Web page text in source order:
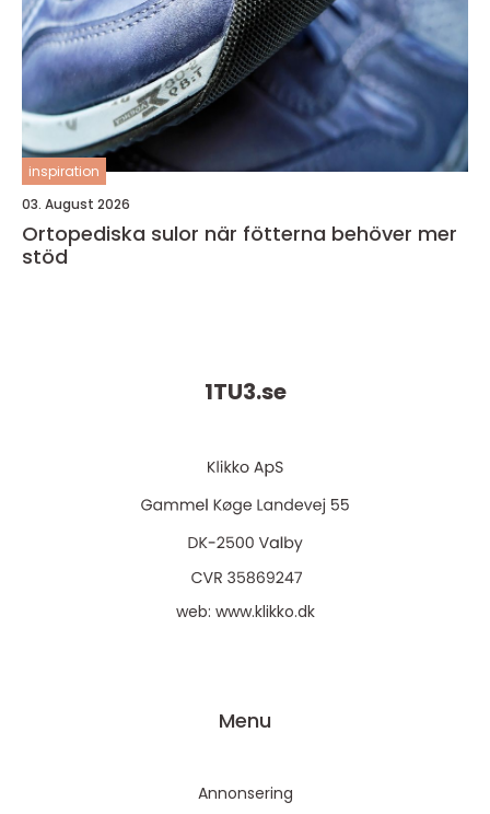
inspiration
03. August 2026
Ortopediska sulor när fötterna behöver mer
stöd
1TU3.se
web: www.klikko.dk
Menu
Annonsering